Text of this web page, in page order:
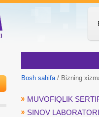
Bosh sahifa/ Bizning
MUVOFIQLIK
SINOV